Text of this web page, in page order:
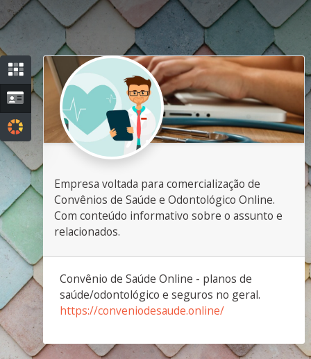
Empresa voltada para comercialização de
Convênios de Saúde e Odontológico Online.
Com conteúdo informativo sobre o assunto e
relacionados.
Convênio de Saúde Online - planos de
saúde/odontológico e seguros no geral.
https://conveniodesaude.online/